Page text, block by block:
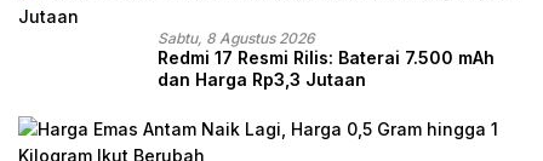
Sabtu, 8 Agustus 2026
Redmi 17 Resmi Rilis: Baterai 7.500 mAh
dan Harga Rp3,3 Jutaan